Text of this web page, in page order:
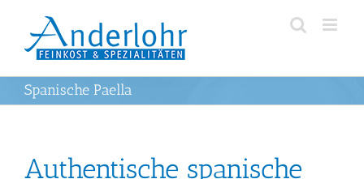
springen
Spanische Paella
Authentische spanische